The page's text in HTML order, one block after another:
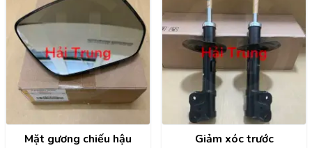
Mặt gương chiếu hậu
Giảm xóc trước